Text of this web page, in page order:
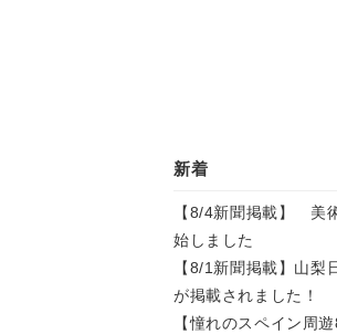
新着
【8/4新聞掲載】 美
始しました
【8/1新聞掲載】山梨
が掲載されました！
【憧れのスペイン周